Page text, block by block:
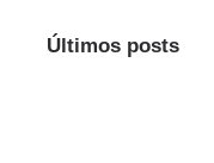
Últimos posts